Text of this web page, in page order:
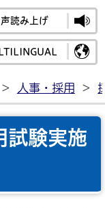
市公式ホームペ
読み上げ
> 人事・採用 >
試験実施